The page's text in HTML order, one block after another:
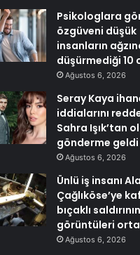
Psikologlara
özgüveni düşük
insanların
düşürmediği 10
Ağustos 6, 2026
Seray Kaya
iddialarını
Sahra Işık’tan
gönderme geldi
Ağustos 6, 2026
Ünlü iş insanı
Çağlıköse’ye
bıçaklı saldırının
görüntüleri
Ağustos 6, 2026